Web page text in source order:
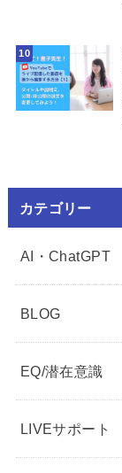
カテゴリー
AI・ChatGPT
BLOG
EQ/潜在意識
LIVEサポート